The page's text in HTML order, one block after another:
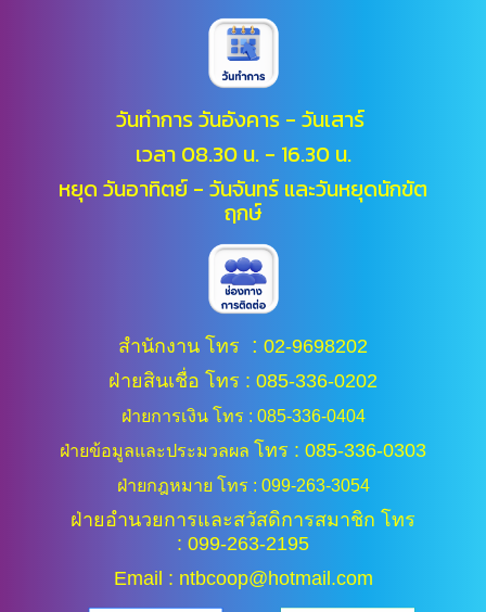
วันทำการ วันอังคาร - วันเสาร์
เวลา 08.30 น. - 16.30 น.
หยุด วันอาทิตย์ - วันจันทร์ และวันหยุดนักขัต
ฤกษ์
สำนักงาน โทร : 02-9698202
ฝ่ายสินเชื่อ โทร : 085-336-0202
ฝ่ายการเงิน โทร : 085-336-0404
ฝ่ายข้อมูลและประมวลผล โทร : 085-336-0303
ฝ่ายกฎหมาย โทร : 099-263-3054
ฝ่ายอำนวยการและสวัสดิการสมาชิก โทร
: 099-263-2195
Email : ntbcoop@hotmail.com